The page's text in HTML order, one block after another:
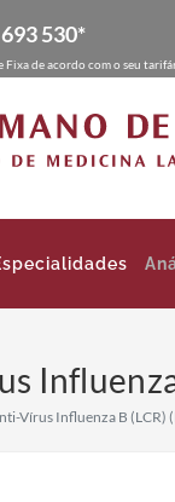
530*
Fixa de acordo com o seu
Vírus Influenza B (LCR)